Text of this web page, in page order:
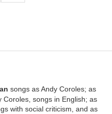
songs as Andy Coroles; as
Coroles, songs in English; as
with social criticism, and as